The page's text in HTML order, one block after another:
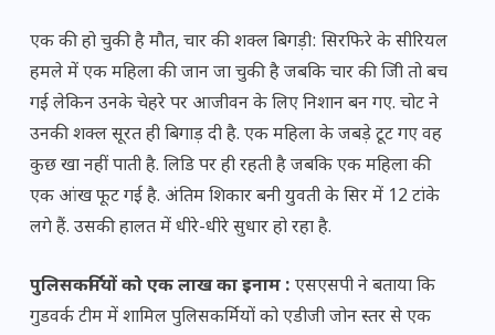
एक की हो चुकी है मौत, चार की शक्ल बिगड़ी: सिरफिरे के सीरियल
हमले में एक महिला की जान जा चुकी है जबकि चार की जिी तो बच
गई लेकिन उनके चेहरे पर आजीवन के लिए निशान बन गए. चोट ने
उनकी शक्ल सूरत ही बिगाड़ दी है. एक महिला के जबड़े टूट गए वह
कुछ खा नहीं पाती है. लिडि पर ही रहती है जबकि एक महिला की
एक आंख फूट गई है. अंतिम शिकार बनी युवती के सिर में 12 टांके
लगे हैं. उसकी हालत में धीरे-धीरे सुधार हो रहा है.
पुलिसकर्मियों को एक लाख का इनाम : एसएसपी ने बताया कि
गुडवर्क टीम में शामिल पुलिसकर्मियों को एडीजी जोन स्तर से एक